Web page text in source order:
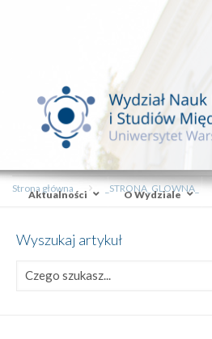
Aktualności O Wydziale
Strona główna _STRONA_GLOWNA_
Wyszukaj artykuł